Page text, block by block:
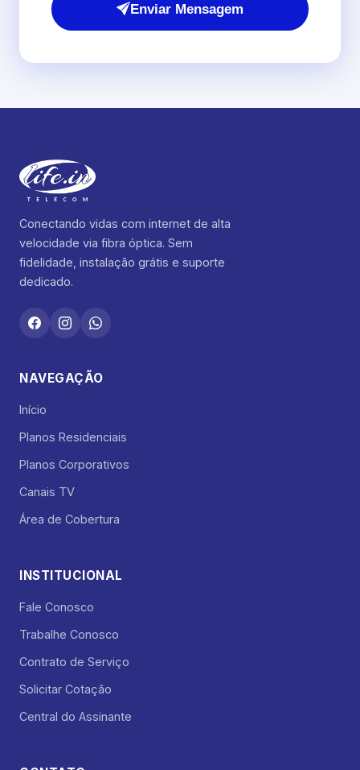
Enviar Mensagem
Conectando vidas com internet de alta
velocidade via fibra óptica. Sem
fidelidade, instalação grátis e suporte
dedicado.
NAVEGAÇÃO
Início
Planos Residenciais
Planos Corporativos
Canais TV
Área de Cobertura
INSTITUCIONAL
Fale Conosco
Trabalhe Conosco
Contrato de Serviço
Solicitar Cotação
Central do Assinante